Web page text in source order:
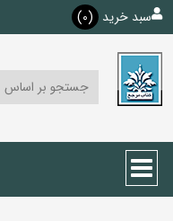
سبد خرید (0)